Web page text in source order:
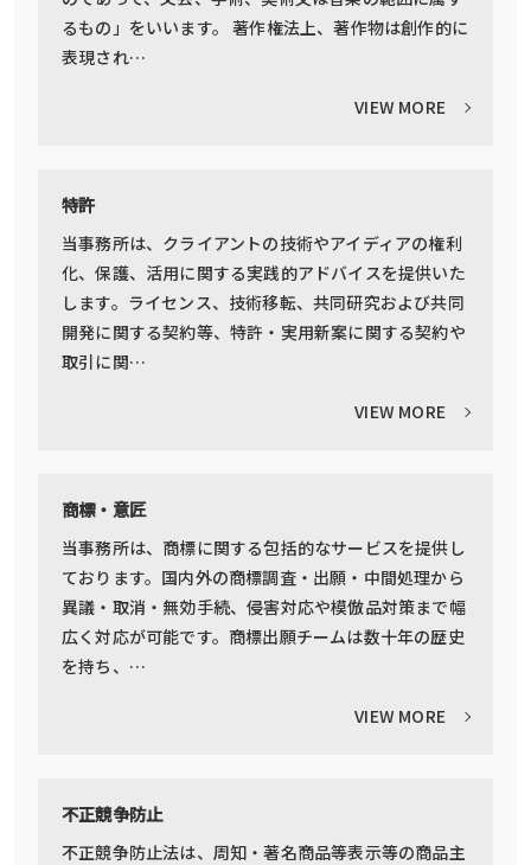
るもの」をいいます。 著作権法上、著作物は創作的に
表現され…
VIEW MORE
特許
当事務所は、クライアントの技術やアイディアの権利
化、保護、活用に関する実践的アドバイスを提供いた
します。ライセンス、技術移転、共同研究および共同
開発に関する契約等、特許・実用新案に関する契約や
取引に関…
VIEW MORE
商標・意匠
当事務所は、商標に関する包括的なサービスを提供し
ております。国内外の商標調査・出願・中間処理から
異議・取消・無効手続、侵害対応や模倣品対策まで幅
広く対応が可能です。商標出願チームは数十年の歴史
を持ち、…
VIEW MORE
不正競争防止
不正競争防止法は、周知・著名商品等表示等の商品主